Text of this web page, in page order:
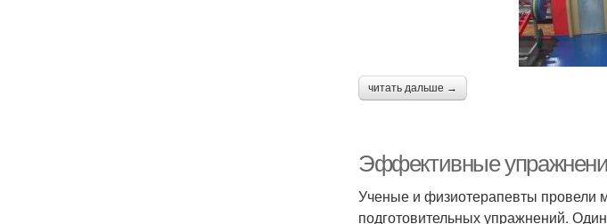
читать дальше →
Эффективные
Ученые и физиотерапевты провели
подготовительных упражнений.